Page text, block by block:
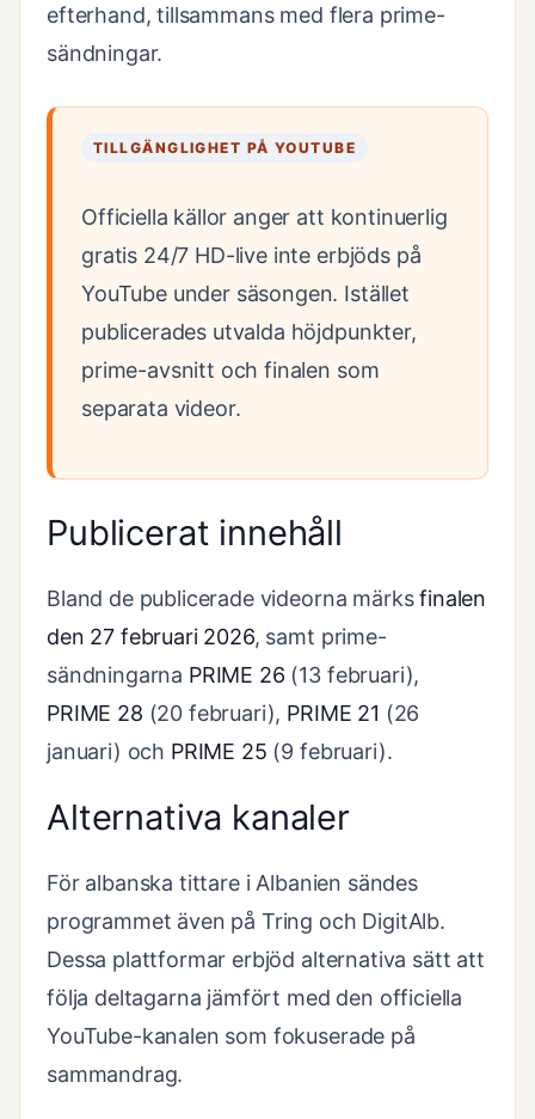
efterhand, tillsammans med flera prime-
sändningar.
TILLGÄNGLIGHET PÅ YOUTUBE
Officiella källor anger att kontinuerlig
gratis 24/7 HD-live inte erbjöds på
YouTube under säsongen. Istället
publicerades utvalda höjdpunkter,
prime-avsnitt och finalen som
separata videor.
Publicerat innehåll
Bland de publicerade videorna märksfinalen
den 27 februari 2026, samt prime-
sändningarna PRIME 26 (13 februari),
PRIME 28 (20 februari), PRIME 21 (26
januari) och PRIME 25 (9 februari).
Alternativa kanaler
För albanska tittare i Albanien sändes
programmet även på Tring och DigitAlb.
Dessa plattformar erbjöd alternativa sätt att
följa deltagarna jämfört med den officiella
YouTube-kanalen som fokuserade på
sammandrag.